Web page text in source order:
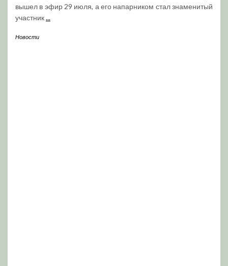
вышел в эфир 29 июля, а его напарником стал знаменитый
участник...
Новости